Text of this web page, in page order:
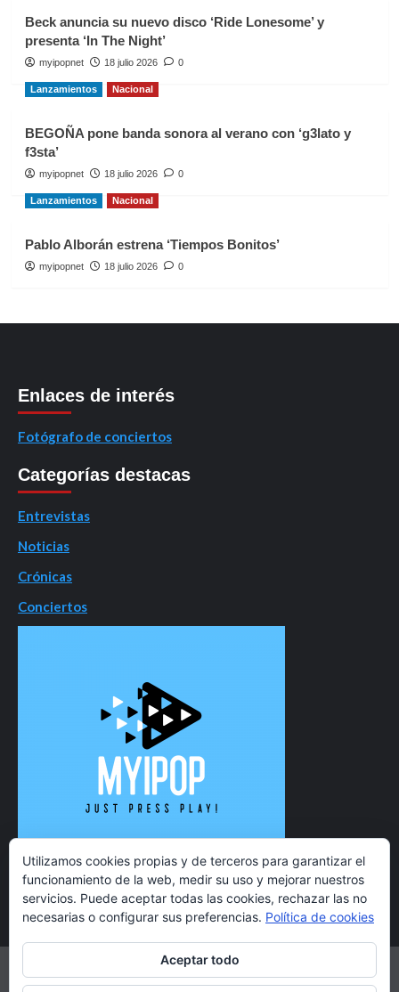
Beck anuncia su nuevo disco ‘Ride Lonesome’ y
presenta ‘In The Night’
myipopnet 18 julio 2026 0
Lanzamientos Nacional
BEGOÑA pone banda sonora al verano con ‘g3lato y
f3sta’
myipopnet 18 julio 2026 0
Lanzamientos Nacional
Pablo Alborán estrena ‘Tiempos Bonitos’
myipopnet 18 julio 2026 0
Enlaces de interés
Fotógrafo de conciertos
Categorías destacas
Entrevistas
Noticias
Crónicas
Conciertos
Utilizamos cookies propias y de terceros para garantizar el
funcionamiento de la web, medir su uso y mejorar nuestros
servicios. Puede aceptar todas las cookies, rechazar las no
necesarias o configurar sus preferencias. Política de cookies
Aceptar todo